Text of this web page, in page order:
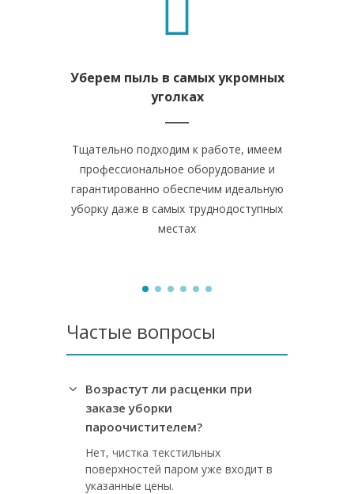
Уберем пыль в самых укромных
уголках
Тщательно подходим к работе, имеем
профессиональное оборудование и
гарантированно обеспечим идеальную
уборку даже в самых труднодоступных
местах
Частые вопросы
Возрастут ли расценки при
заказе уборки
пароочистителем?
Нет, чистка текстильных
поверхностей паром уже входит в
указанные цены.